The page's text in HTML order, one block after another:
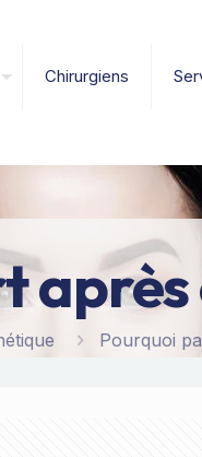
Chirurgiens
Pourquoi